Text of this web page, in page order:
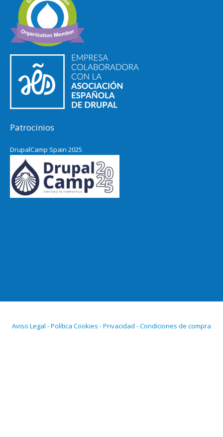
Patrocinios
DrupalCamp Spain 2025
Pacific Northwest Drupal Summit
2024
Aviso Legal - Política Cookies - Privacidad - Condiciones de compra